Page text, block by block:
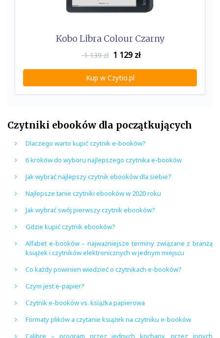
Kobo Libra Colour Czarny
1 139 zł 1 129zł
Kup w Czytio.pl
Czytniki ebooków dla początkujących
Dlaczego warto kupić czytnik e-booków?
6 kroków do wyboru najlepszego czytnika e-booków
Jak wybrać najlepszy czytnik ebooków dla siebie?
Najlepsze tanie czytniki ebooków w 2020 roku
Jak wybrać swój pierwszy czytnik ebooków?
Gdzie kupić czytnik ebooków?
Alfabet e-booków – najważniejsze terminy związane z branżą
książek i czytników elektronicznych w jednym miejscu
Co każdy powinien wiedzieć o czytnikach e-booków?
Czym jest e-papier?
Czytnik e-booków vs. książka papierowa
Formaty plików a czytanie książek na czytniku e-booków
Calibre – program przez jednych kochany, przez innych